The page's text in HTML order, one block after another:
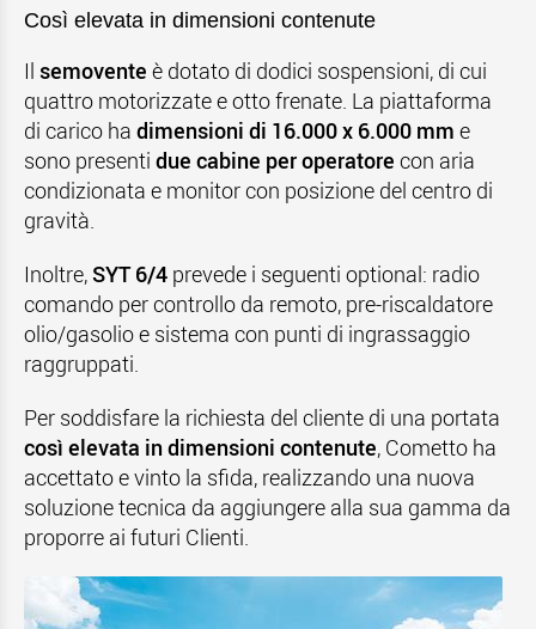
Così elevata in dimensioni contenute
Il semovente è dotato di dodici sospensioni, di cui
quattro motorizzate e otto frenate. La piattaforma
di carico ha dimensioni di 16.000 x 6.000 mm e
sono presenti due cabine per operatore con aria
condizionata e monitor con posizione del centro di
gravità.
Inoltre,SYT 6/4 prevede i seguenti optional: radio
comando per controllo da remoto, pre-riscaldatore
olio/gasolio e sistema con punti di ingrassaggio
raggruppati.
Per soddisfare la richiesta del cliente di una portata
così elevata in dimensioni contenute, Cometto ha
accettato e vinto la sfida, realizzando una nuova
soluzione tecnica da aggiungere alla sua gamma da
proporre ai futuri Clienti.